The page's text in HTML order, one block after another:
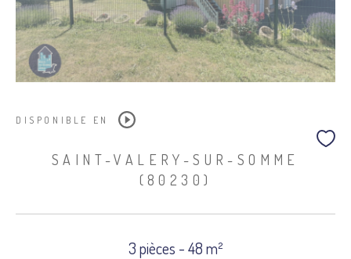
DISPONIBLE EN
SAINT-VALERY-SUR-SOMME
(80230)
3 pièces - 48 m²